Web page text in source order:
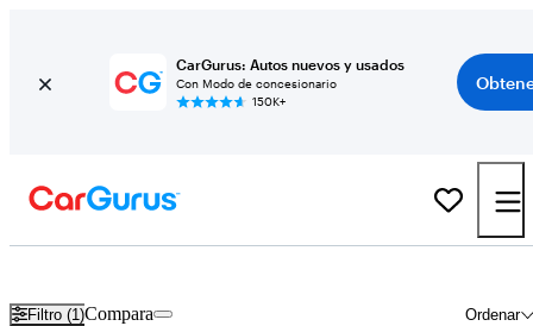
CarGurus: Autos nuevos y usados
Con Modo de concesionario
150K+
Filtro (1) Ordenar
Compara